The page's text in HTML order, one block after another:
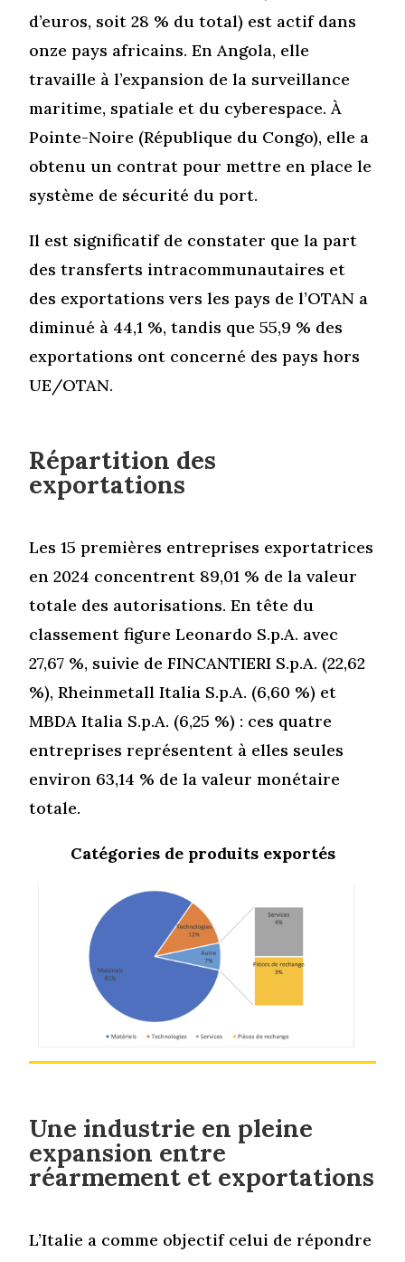
d’euros, soit 28 % du total) est actif dans
onze pays africains. En Angola, elle
travaille à l’expansion de la surveillance
maritime, spatiale et du cyberespace. À
Pointe-Noire (République du Congo), elle a
obtenu un contrat pour mettre en place le
système de sécurité du port.
Il est significatif de constater que la part
des transferts intracommunautaires et
des exportations vers les pays de l’OTAN a
diminué à 44,1 %, tandis que 55,9 % des
exportations ont concerné des pays hors
UE/OTAN.
Répartition des
exportations
Les 15 premières entreprises exportatrices
en 2024 concentrent 89,01 % de la valeur
totale des autorisations. En tête du
classement figure Leonardo S.p.A. avec
27,67 %, suivie de FINCANTIERI S.p.A. (22,62
%), Rheinmetall Italia S.p.A. (6,60 %) et
MBDA Italia S.p.A. (6,25 %) : ces quatre
entreprises représentent à elles seules
environ 63,14 % de la valeur monétaire
totale.
Catégories de produits exportés
Une industrie en pleine
expansion entre
réarmement et exportations
L’Italie a comme objectif celui de répondre